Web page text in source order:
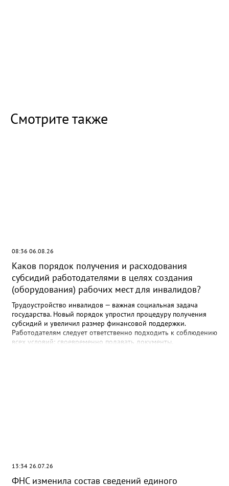
Смотрите также
08:36 06.08.26
Каков порядок получения и расходования
субсидий работодателями в целях создания
(оборудования) рабочих мест для инвалидов?
Трудоустройство инвалидов — важная социальная задача
государства. Новый порядок упростил процедуру получения
субсидий и увеличил размер финансовой поддержки.
Работодателям следует ответственно подходить к соблюдению
всех условий: своевременно подавать документы,
рабочего места, но не более 200 000 рублей на одно рабочее
место. Целевое использование Средства должны быть
13:34 26.07.26
ФНС изменила состав сведений единого